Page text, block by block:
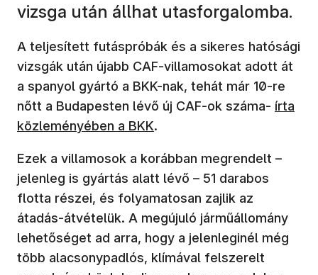
vizsga után állhat utasforgalomba.
A teljesített futáspróbák és a sikeres hatósági
vizsgák után újabb CAF-villamosokat adott át
a spanyol gyártó a BKK-nak, tehát már 10-re
nőtt a Budapesten lévő új CAF-ok száma- írta
közleményében a BKK.
Ezek a villamosok a korábban megrendelt –
jelenleg is gyártás alatt lévő – 51 darabos
flotta részei, és folyamatosan zajlik az
átadás-átvételük. A megújuló járműállomány
lehetőséget ad arra, hogy a jelenleginél még
több alacsonypadlós, klímával felszerelt